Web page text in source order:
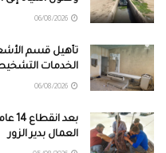
تأهيل قسم
الخدمات
بعد
العمال بدير الزور